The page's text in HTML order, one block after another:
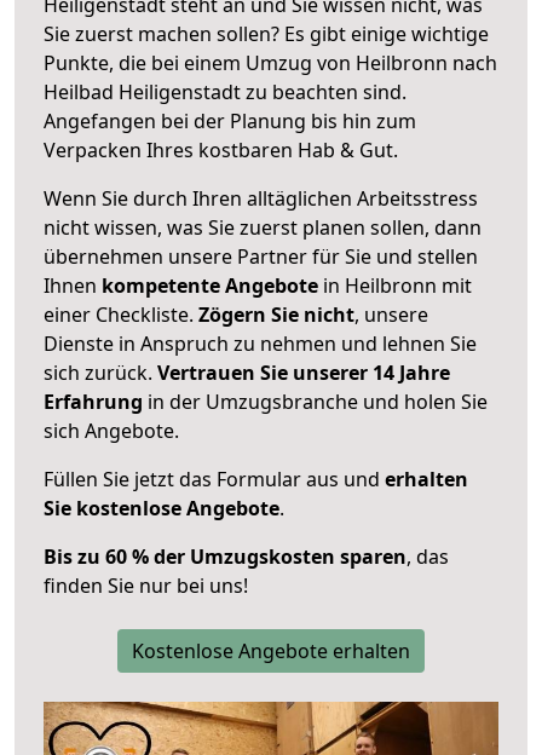
Sie zuerst machen sollen? Es gibt einige wichtige
Punkte, die bei einem Umzug von Heilbronn nach
Heilbad Heiligenstadt zu beachten sind.
Angefangen bei der Planung bis hin zum
Verpacken Ihres kostbaren Hab & Gut.
Wenn Sie durch Ihren alltäglichen Arbeitsstress
nicht wissen, was Sie zuerst planen sollen, dann
übernehmen unsere Partner für Sie und stellen
Ihnen kompetente Angebote in Heilbronn mit
einer Checkliste. Zögern Sie nicht, unsere
Dienste in Anspruch zu nehmen und lehnen Sie
sich zurück. Vertrauen Sie unserer 14 Jahre
Erfahrung in der Umzugsbranche und holen Sie
sich Angebote.
Füllen Sie jetzt das Formular aus und erhalten
Sie kostenlose Angebote.
Bis zu 60 % der Umzugskosten sparen, das
finden Sie nur bei uns!
Kostenlose Angebote erhalten